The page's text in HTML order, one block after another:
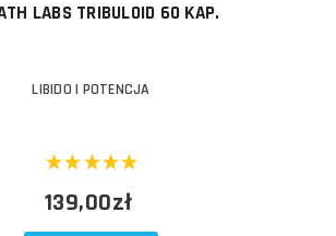
LABS TRIBULOID 60 KAP.
LIBIDO I POTENCJA
139,00zł